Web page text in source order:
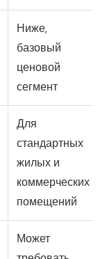
Ниже,
базовый
ценовой
сегмент
Для
стандартных
жилых и
коммерческих
помещений
Может